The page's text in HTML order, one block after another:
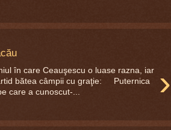
›
în care Ceauşescu o luase razna, iar
bătea câmpii cu graţie: Puternica
care a cunoscut-...